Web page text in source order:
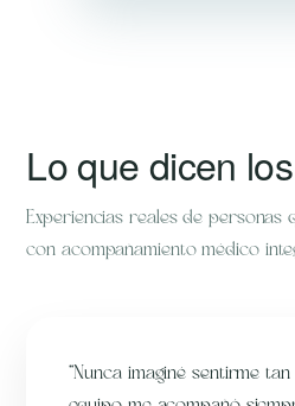
Lo que dicen
Experiencias reales de
con acompañamiento médico
“Nunca imaginé sentirme